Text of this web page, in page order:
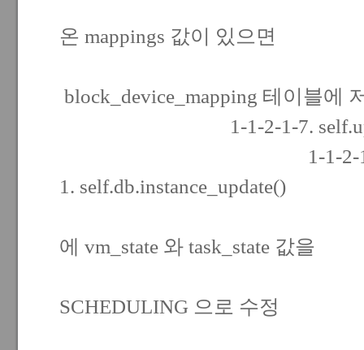
온 mappings 값이 있으면
block_device_mapping 테이블에
1-1-2-1-7.
1-1-2-1-
1. self.db.instance_update()
에 vm_state 와 task_state 값을
SCHEDULING 으로 수정